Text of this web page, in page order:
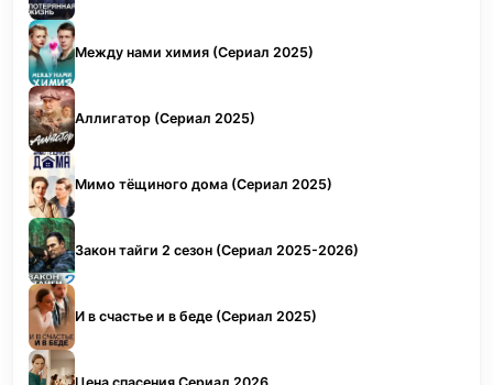
Между нами химия (Сериал 2025)
Аллигатор (Сериал 2025)
Мимо тёщиного дома (Сериал 2025)
Закон тайги 2 сезон (Сериал 2025-2026)
И в счастье и в беде (Сериал 2025)